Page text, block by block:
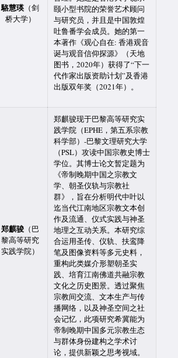
駱慧瑛 （剑
桥大学）
颐小型书院的荣誉艺术顾问
与研究员，并且是中国敦煌
吐鲁番学会成员。她的第一
本著作《观心自在: 香港观音
诞与观音信仰探源》（天地
图书，2020年）获得了“下一
代作家出版资助计划”及香港
出版双年奖（2021年）。
郑麒骏 （巴
黎高等研究
实践学院）
郑麒骏现于巴黎高等研究实
践学院（EPHE，第五系宗教
科学部）-巴黎文理研究大学
（PSL）攻读中国宗教史博士
学位。其博士论文暂定题为
《帝制晚期中国之宗教文
学、朝圣仪轨与宗教社
群》，旨在分析明代中叶以
迄当代江南地区宗教文本创
作及流通、仪式实践与神圣
地理之互动关系。本研究综
合运用圣传、仪轨、扶鸾降
笔及图像资料等多元史料，
重构此类媒介形塑朝圣实
践、培育江南佛道共融宗教
文化之历史图景。透过聚焦
宗教间交流、文本生产与传
播网络，以及神圣空间之社
会记忆，此项研究希冀能为
帝制晚期中国多元宗教生态
与群体身份建构之学术讨
论，提供新颖之思考视域。